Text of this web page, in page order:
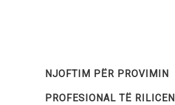
NJOFTIM PËR PROVIMIN
PROFESIONAL TË